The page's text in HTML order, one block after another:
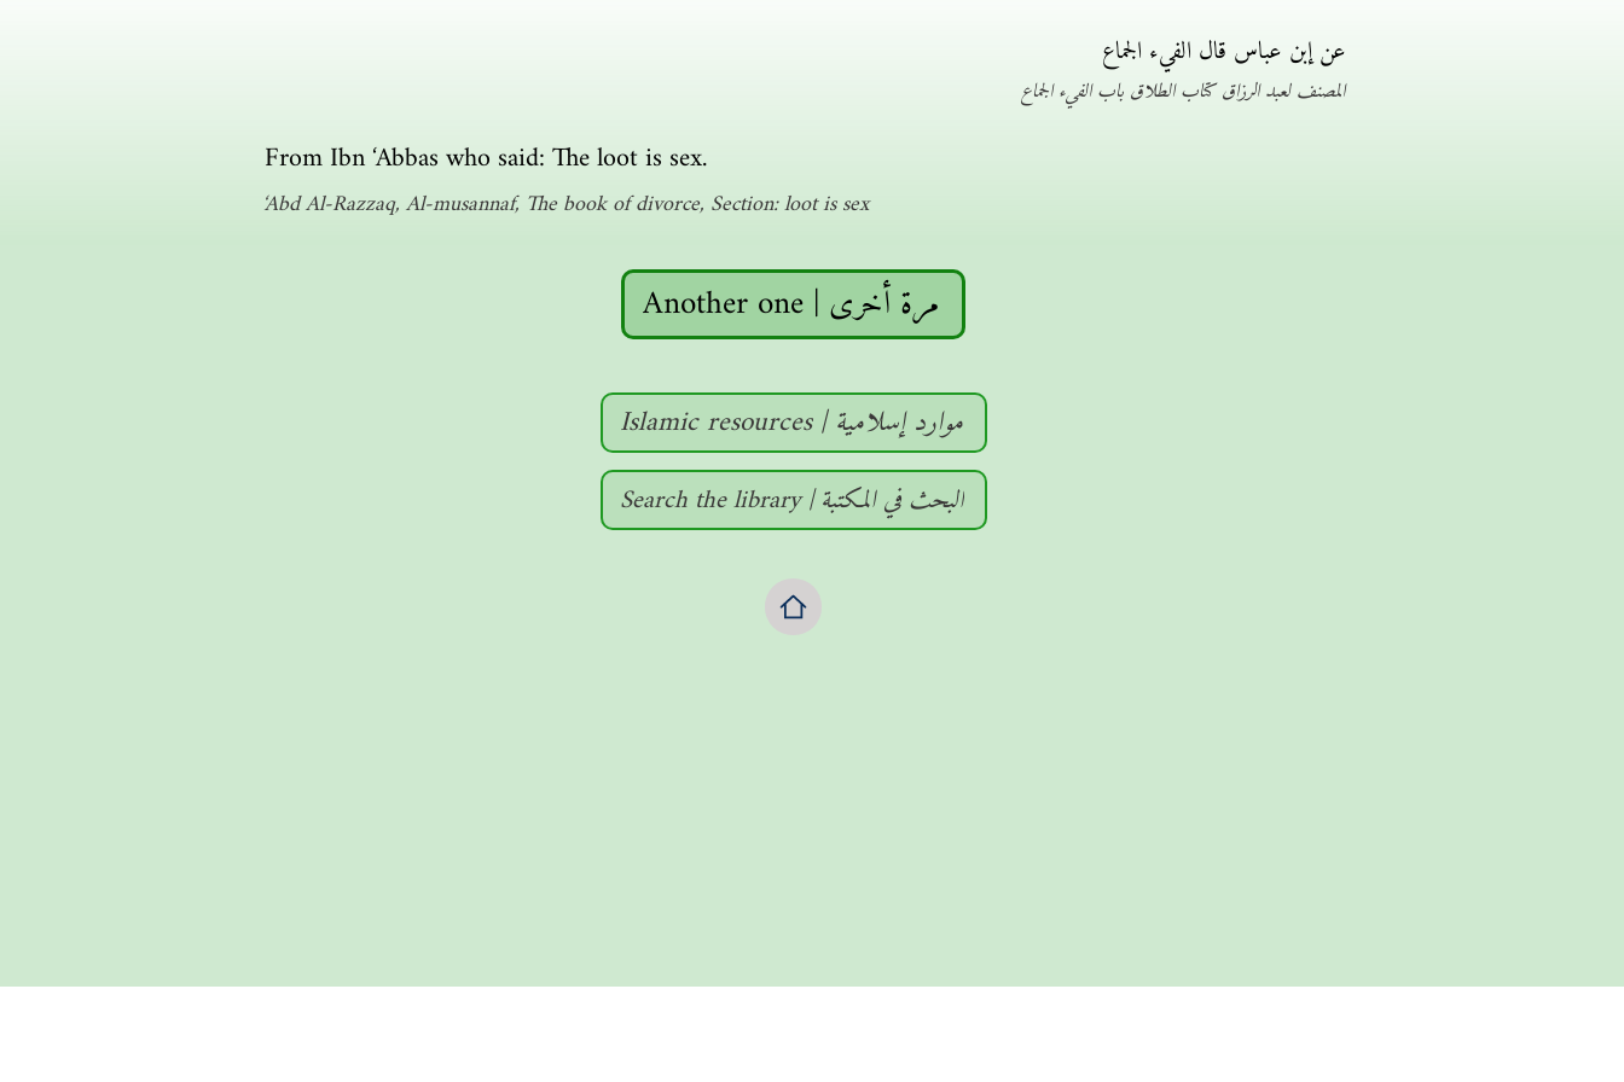
عن إبن عباس قال الفيء الجماع
المصنف لعبد الرزاق كتاب الطلاق باب الفيء الجماع
From Ibn ‘Abbas who said: The loot is sex.
‘Abd Al-Razzaq, Al-musannaf, The book of divorce, Section: loot is sex
Another one | مرة أخرى
Islamic resources | موارد إسلامية
Search the library | البحث في المكتبة